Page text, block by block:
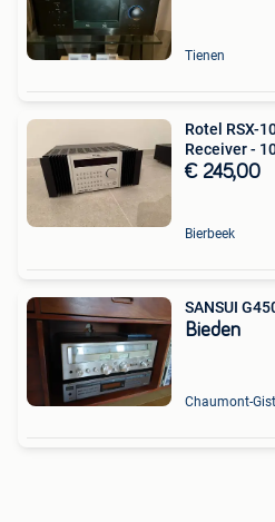
Tienen
Rotel RSX-
Receiver -
€ 245,00
Bierbeek
SANSUI
Bieden
Chaumont-